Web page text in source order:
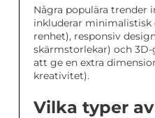
Några populära trender
inkluderar minimalistisk
renhet), responsiv
skärmstorlekar) och
att ge en extra
kreativitet).
Vilka typer